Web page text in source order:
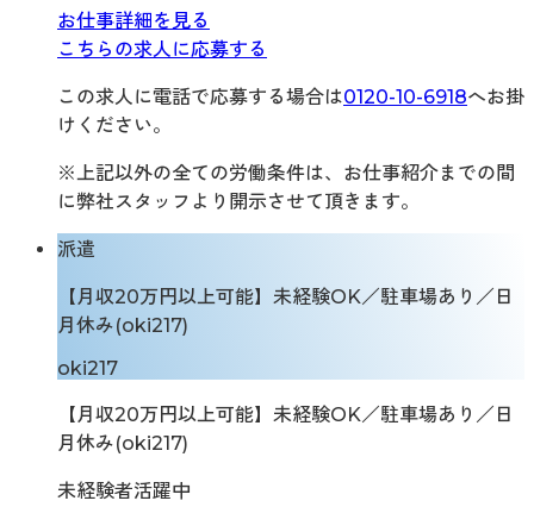
お仕事詳細を見る
こちらの求人に応募する
この求人に電話で応募する場合は0120-10-6918へお掛
けください。
※上記以外の全ての労働条件は、お仕事紹介までの間
に弊社スタッフより開示させて頂きます。
派遣
【月収20万円以上可能】未経験OK／駐車場あり／日
月休み(oki217)
oki217
【月収20万円以上可能】未経験OK／駐車場あり／日
月休み(oki217)
未経験者活躍中